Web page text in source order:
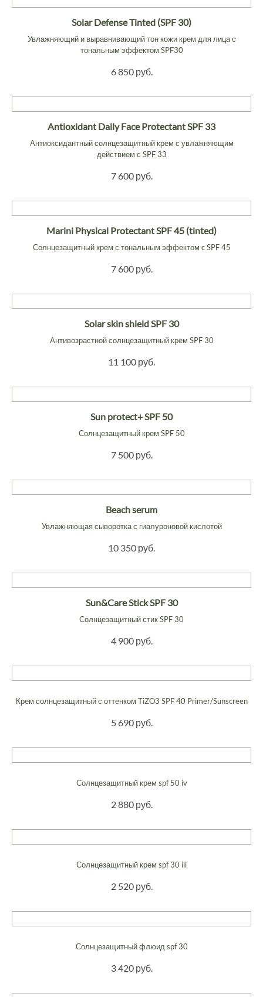
Solar Defense Tinted (SPF 30)
Увлажняющий и выравнивающий тон кожи крем для лица с
тональным эффектом SPF30
6 850 руб.
Antioxidant Daily Face Protectant SPF 33
Антиоксидантный солнцезащитный крем с увлажняющим
действием с SPF 33
7 600 руб.
Marini Physical Protectant SPF 45 (tinted)
Солнцезащитный крем с тональным эффектом c SPF 45
7 600 руб.
Solar skin shield SPF 30
Антивозрастной солнцезащитный крем SPF 30
11 100 руб.
Sun protect+ SPF 50
Солнцезащитный крем SPF 50
7 500 руб.
Beach serum
Увлажняющая сыворотка с гиалуроновой кислотой
10 350 руб.
Sun&Care Stick SPF 30
Солнцезащитный стик SPF 30
4 900 руб.
Крем солнцезащитный с оттенком TiZO3 SPF 40 Primer/Sunscreen
5 690 руб.
Солнцезащитный крем spf 50 iv
2 880 руб.
Солнцезащитный крем spf 30 iii
2 520 руб.
Солнцезащитный флюид spf 30
3 420 руб.